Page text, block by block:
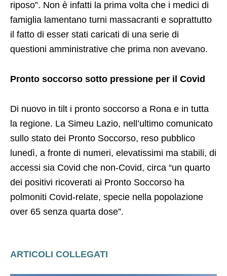
il fatto di esser stati caricati di una serie di
questioni amministrative che prima non avevano.
Pronto soccorso sotto pressione per il Covid
Di nuovo in tilt i pronto soccorso a Rona e in tutta
sullo stato dei Pronto Soccorso, reso pubblico
lunedì, a fronte di numeri, elevatissimi ma stabili, di
accessi sia Covid che non-Covid, circa “un quarto
dei positivi ricoverati ai Pronto Soccorso ha
polmoniti Covid-relate, specie nella popolazione
over 65 senza quarta dose”.